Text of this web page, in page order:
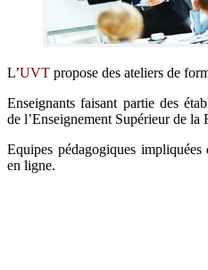
L’UVT propose des ateliers de
Enseignants faisant partie des
de l’Enseignement Supérieur de la
Equipes pédagogiques impliquées
en ligne.